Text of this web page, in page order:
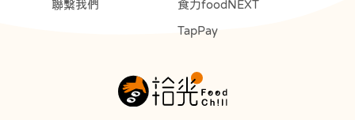
聯繫我們
食力foodNEXT
TapPay